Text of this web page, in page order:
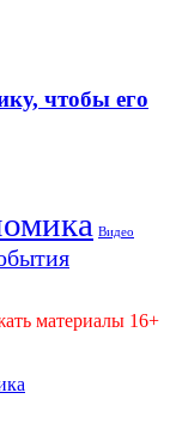
чтобы его
Видео
материалы 16+